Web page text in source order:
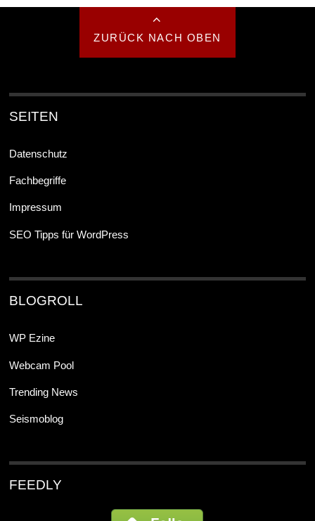
ZURÜCK NACH OBEN
SEITEN
Datenschutz
Fachbegriffe
Impressum
SEO Tipps für WordPress
BLOGROLL
WP Ezine
Webcam Pool
Trending News
Seismoblog
FEEDLY